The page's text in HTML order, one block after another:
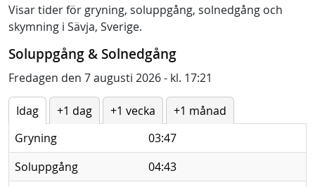
Visar tider för gryning, soluppgång, solnedgång och
skymning i Sävja, Sverige.
Soluppgång & Solnedgång
Fredagen den 7 augusti 2026 - kl. 17:21
Idag +1 dag +1 vecka
+1 månad
Gryning
03:47
Soluppgång
04:43